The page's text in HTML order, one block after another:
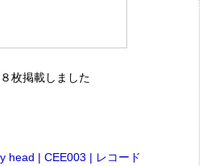
枚掲載しました
head | CEE003 | レコード